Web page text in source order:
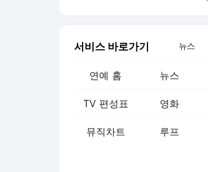
서비스 바로가기 뉴스
연예 홈 뉴스
TV 편성표 영화
뮤직차트 루프